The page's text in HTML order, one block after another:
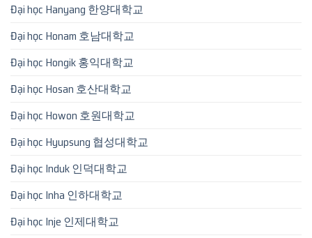
Đại học Hanyang 한양대학교
Đại học Honam 호남대학교
Đại học Hongik 홍익대학교
Đại học Hosan 호산대학교
Đại học Howon 호원대학교
Đại học Hyupsung 협성대학교
Đại học Induk 인덕대학교
Đại học Inha 인하대학교
Đại học Inje 인제대학교